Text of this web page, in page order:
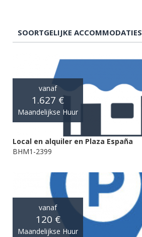
SOORTGELIJKE ACCOMMODATIES
vanaf
1.627 €
Maandelijkse Huur
Local en alquiler en Plaza España
BHM1-2399
vanaf
120 €
Maandelijkse Huur